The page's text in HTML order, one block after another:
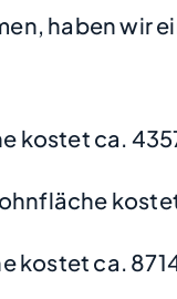
haben wir
kostet ca.
kostet ca.